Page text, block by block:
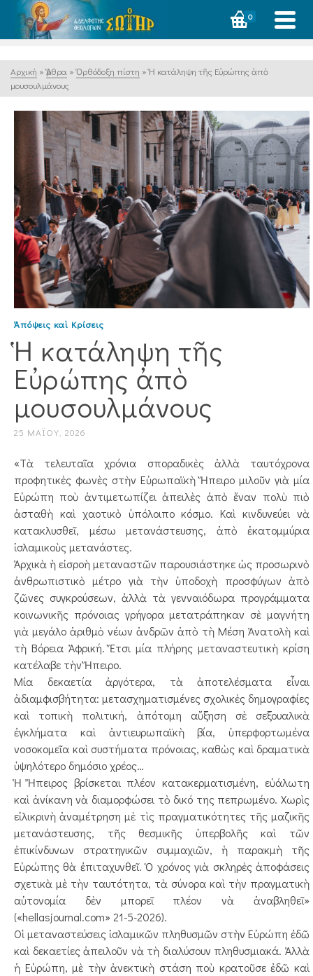
0
Αρχική » Ἄρθρα » Ὀρθόδοξη πίστη » Ἡ κατάληψη τῆς Εὐρώπης ἀπὸ
μουσουλμάνους
Ἀπόψεις καὶ Κρίσεις
Ἡ κατάληψη τῆς
Εὐρώπης ἀπὸ
μουσουλμάνους
25 ΜΑΪ́ΟΥ, 2026
«Τὰ τελευταῖα χρόνια σποραδικὲς ἀλλὰ ταυτόχρονα
προφητικὲς φωνὲς στὴν Εὐρωπαϊκὴ Ἤπειρο μιλοῦν γιὰ μία
Εὐρώπη ποὺ ἀντιμετωπίζει ἀπειλὲς ἀπὸ ἕναν πολὺ πιὸ
ἀσταθὴ καὶ χαοτικὸ ὑπόλοιπο κόσμο. Καὶ κινδυνεύει νὰ
κατακλυσθεῖ, μέσω μετανάστευσης, ἀπὸ ἑκατομμύρια
ἰσλαμικοὺς μετανάστες.
Ἀρχικὰ ἡ εἰσροὴ μεταναστῶν παρουσιάστηκε ὡς προσωρινὸ
ἀνθρωπιστικὸ μέτρο γιὰ τὴν ὑποδοχὴ προσφύγων ἀπὸ
ζῶνες συγ­κρούσεων, ἀλλὰ τὰ γενναιόδωρα προγράμματα
κοινωνικῆς πρόνοιας γρήγορα μετατράπηκαν σὲ μαγνήτη
γιὰ μεγάλο ἀριθμὸ νέων ἀνδρῶν ἀπὸ τὴ Μέση Ἀνατολὴ καὶ
τὴ Βόρεια Ἀφρική. Ἔτσι μία πλήρης μεταναστευτικὴ κρίση
κατέλαβε τὴν Ἤπειρο.
Μία δεκαετία ἀργότερα, τὰ ἀποτελέσματα εἶναι
ἀδιαμφισβήτητα: μετασχηματισμένες σχολικὲς δημογραφίες
καὶ τοπικὴ πολιτική, ἀπότομη αὔξηση σὲ σεξουαλικὰ
ἐγκλήματα καὶ ἀντιευρωπαϊκὴ βία, ὑπερφορτωμένα
νοσοκομεῖα καὶ συστήματα πρόνοιας, καθὼς καὶ δραματικὰ
ὑψηλότερο δημόσιο χρέος…
Ἡ Ἤπειρος βρίσκεται πλέον κατακερματισμένη, εὐάλωτη
καὶ ἀνίκανη νὰ διαμορφώσει τὸ δικό της πεπρωμένο. Χωρὶς
εἰλικρινὴ ἀναμέτρηση μὲ τὶς πραγματικότητες τῆς μαζικῆς
μετανάστευσης, τῆς θεσμικῆς ὑπερβολῆς καὶ τῶν
ἐπικίνδυνων στρατηγικῶν συμμαχιῶν, ἡ παρακμὴ τῆς
Εὐρώπης θὰ ἐπιταχυνθεῖ. Ὁ χρόνος γιὰ σκληρὲς ἀποφάσεις
σχετικὰ μὲ τὴν ταυτότητα, τὰ σύνορα καὶ τὴν πραγματικὴ
αὐτονομία δὲν μπορεῖ πλέον νὰ ἀναβληθεῖ»
(«hellasjournal.com» 21-5-2026).
Οἱ μεταναστεύσεις ἰσλαμικῶν πληθυσμῶν στὴν Εὐρώπη ἐδῶ
καὶ δεκαετίες ἀπειλοῦν νὰ τὴ διαλύσουν πληθυσμιακά. Ἀλλὰ
ἡ Εὐρώπη, μὲ τὴν ἀνεκτικὴ στάση ποὺ κρατοῦσε ἐδῶ καὶ